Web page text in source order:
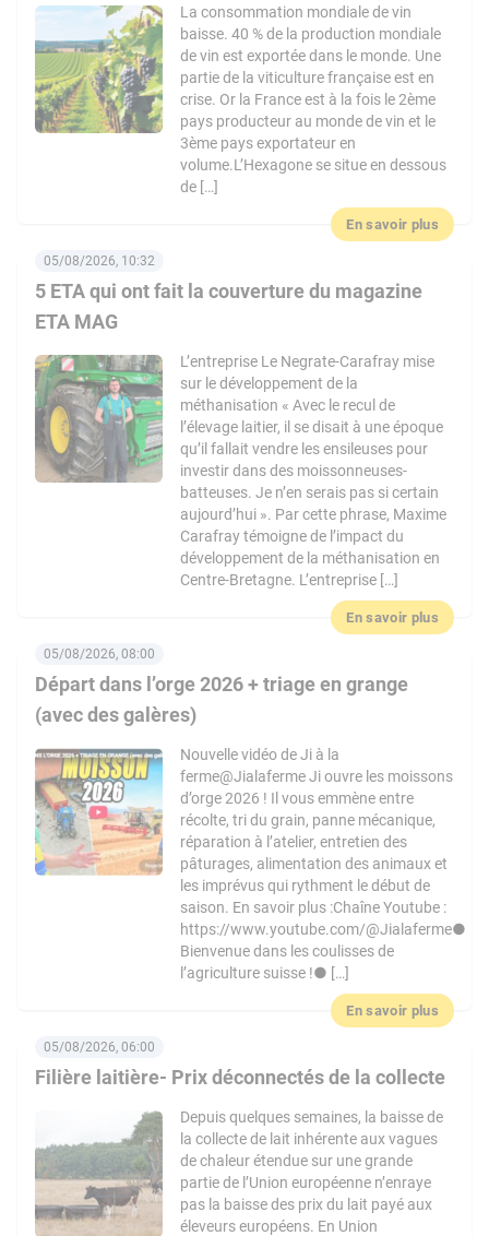
La consommation mondiale de vin
baisse. 40 % de la production mondiale
de vin est exportée dans le monde. Une
partie de la viticulture française est en
crise. Or la France est à la fois le 2ème
pays producteur au monde de vin et le
3ème pays exportateur en
volume.L’Hexagone se situe en dessous
de […]
En savoir plus
5 ETA qui ont fait la couverture du magazine
ETA MAG
05/08/2026, 10:32
L’entreprise Le Negrate-Carafray mise
sur le développement de la
méthanisation « Avec le recul de
l’élevage laitier, il se disait à une époque
qu’il fallait vendre les ensileuses pour
investir dans des moissonneuses-
batteuses. Je n’en serais pas si certain
aujourd’hui ». Par cette phrase, Maxime
Carafray témoigne de l’impact du
développement de la méthanisation en
Centre-Bretagne. L’entreprise […]
En savoir plus
Départ dans l’orge 2026 + triage en grange
(avec des galères)
05/08/2026, 08:00
Nouvelle vidéo de Ji à la
ferme@Jialaferme Ji ouvre les moissons
d’orge 2026 ! Il vous emmène entre
récolte, tri du grain, panne mécanique,
réparation à l’atelier, entretien des
pâturages, alimentation des animaux et
les imprévus qui rythment le début de
saison. En savoir plus :Chaîne Youtube :
https://www.youtube.com/@Jialaferme●
Bienvenue dans les coulisses de
l’agriculture suisse !● […]
En savoir plus
Filière laitière- Prix déconnectés de la collecte
05/08/2026, 06:00
Depuis quelques semaines, la baisse de
la collecte de lait inhérente aux vagues
de chaleur étendue sur une grande
partie de l’Union européenne n’enraye
pas la baisse des prix du lait payé aux
éleveurs européens. En Union